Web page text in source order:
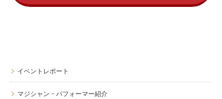
イベントレポート
マジシャン・パフォーマー紹介